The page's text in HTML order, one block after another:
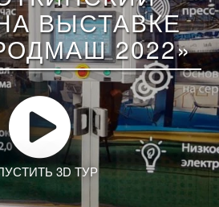
ВЫСТАВКЕ
2022»
3D ТУР